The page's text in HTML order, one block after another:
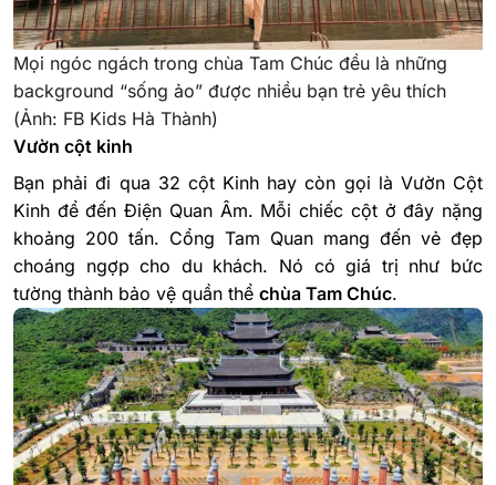
Mọi ngóc ngách trong chùa Tam Chúc đều là những
background “sống ảo” được nhiều bạn trẻ yêu thích
(Ảnh: FB Kids Hà Thành)
Vườn cột kinh
Bạn phải đi qua 32 cột Kinh hay còn gọi là Vườn Cột
Kinh để đến Điện Quan Âm. Mỗi chiếc cột ở đây nặng
khoảng 200 tấn. Cổng Tam Quan mang đến vẻ đẹp
choáng ngợp cho du khách. Nó có giá trị như bức
tường thành bảo vệ quần thể chùa Tam Chúc.